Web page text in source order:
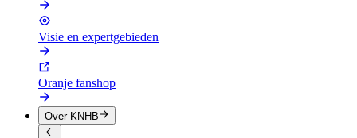
Visie en expertgebieden
Oranje fanshop
Over KNHB